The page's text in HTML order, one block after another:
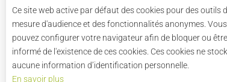
Ce site web active par défaut des cookies pour des outils
mesure d'audience et des fonctionnalités anonymes. Vous
pouvez configurer votre navigateur afin de bloquer ou être
informé de l'existence de ces cookies. Ces cookies ne
aucune information d’identification personnelle.
En savoir plus